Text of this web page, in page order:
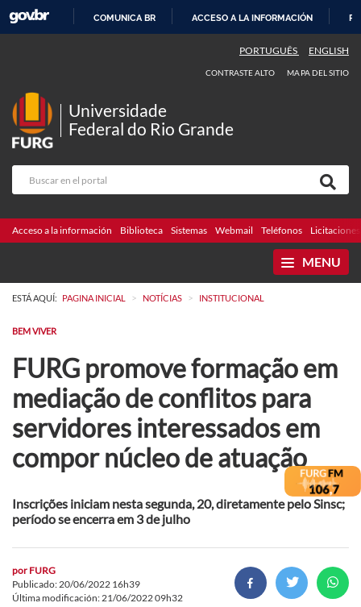
CONTENIDO
COMUNICA BR ACCESO A LA INFORMACIÓN
PORTUGUÊS ENGLISH
CONTRASTE ALTO MAPA DEL SITIO
Universidade
Federal do Rio Grande
Acceso a la información Biblioteca Sistemas Webmail Teléfonos Licitaciones
MENU
ESTÁ AQUÍ: PAGINA INICIAL > NOTÍCIAS > INSTITUCIONAL
BEM VIVER
FURG promove formação em
mediação de conflitos para
servidores interessados em
compor núcleo de atuação
Inscrições iniciam nesta segunda, 20, diretamente pelo Sinsc;
período se encerra em 3 de julho
por FURG
Publicado: 20/06/2022 16h39
Última modificación: 21/06/2022 09h32